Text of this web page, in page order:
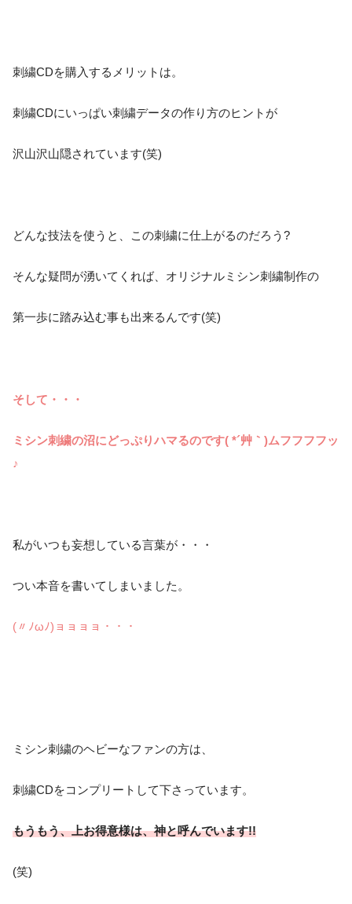
刺繍CDを購入するメリットは。
刺繍CDにいっぱい刺繍データの作り方のヒントが
沢山沢山隠されています(笑)
どんな技法を使うと、この刺繍に仕上がるのだろう?
そんな疑問が湧いてくれば、オリジナルミシン刺繍制作の
第一歩に踏み込む事も出来るんです(笑)
そして・・・
ミシン刺繍の沼にどっぷりハマるのです( *´艸｀)ムフフフフッ
♪
私がいつも妄想している言葉が・・・
つい本音を書いてしまいました。
(〃ﾉωﾉ)ョョョョ・・・
ミシン刺繍のヘビーなファンの方は、
刺繍CDをコンプリートして下さっています。
もうもう、上お得意様は、神と呼んでいます!!
(笑)